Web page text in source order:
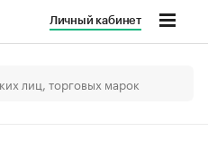
Личный кабинет